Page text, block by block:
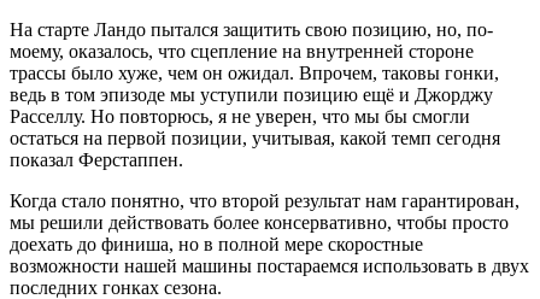
На старте Ландо пытался защитить свою позицию, но, по-
моему, оказалось, что сцепление на внутренней стороне
трассы было хуже, чем он ожидал. Впрочем, таковы гонки,
ведь в том эпизоде мы уступили позицию ещё и Джорджу
Расселлу. Но повторюсь, я не уверен, что мы бы смогли
остаться на первой позиции, учитывая, какой темп сегодня
показал Ферстаппен.
Когда стало понятно, что второй результат нам гарантирован,
мы решили действовать более консервативно, чтобы просто
доехать до финиша, но в полной мере скоростные
возможности нашей машины постараемся использовать в двух
последних гонках сезона.